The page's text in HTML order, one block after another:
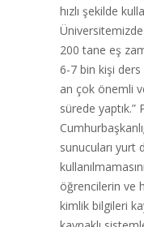
hızlı şekilde
200 tane eş
6-7 bin kişi ders
an çok önemli
sürede
sunucuları yurt
öğrencilerin ve
kimlik bilgileri